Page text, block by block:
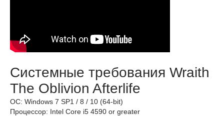
Системные требования Wraith
The Oblivion Afterlife
ОС: Windows 7 SP1 / 8 / 10 (64-bit)
Процессор: Intel Core i5 4590 or greater